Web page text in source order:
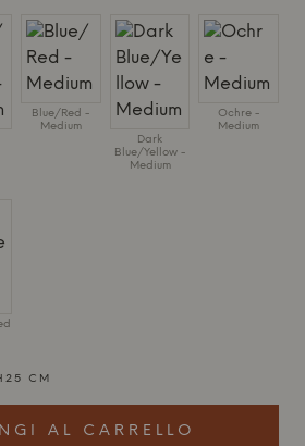
Blue/Red -
Medium
Dark
Blue/Yellow -
Medium
Ochre -
Medium
CM
AL CARRELLO